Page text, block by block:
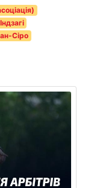
Сіро